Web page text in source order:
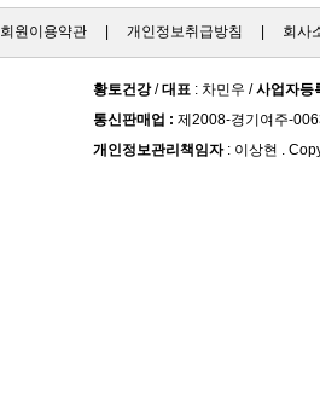
회원이용약관| 개인정보취급방침 회사
황토건강/대표 : 차민우 /사업자등
통신판매업 : 제2008-경기여주-
개인정보관리책임자: 이상현 .